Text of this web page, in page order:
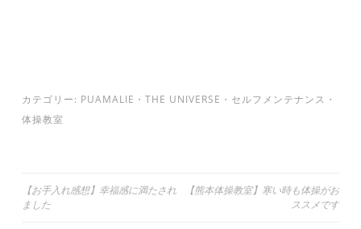
カテゴリー: PUAMALIE ・ THE UNIVERSE ・ セルフメンテナンス ・
体操教室
投
【お手入れ感想】幸福感に満たされ
ました
【熊本体操教室】寒い時も体操がお
ススメです